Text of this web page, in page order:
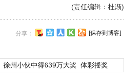
(责任编辑：杜渐)
分享： [保存到博客]
徐州小伙中得639万大奖 体彩摇奖